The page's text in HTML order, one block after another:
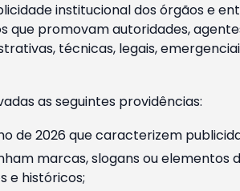
institucional dos órgãos e
promovam autoridades,
técnicas, legais,
as seguintes providências:
2026 que caracterizem
marcas, slogans ou elementos
e históricos;